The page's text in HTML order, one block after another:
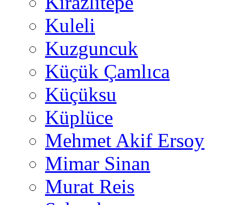
Kuleli
Kuzguncuk
Küçük Çamlıca
Küçüksu
Küplüce
Mehmet Akif Ersoy
Mimar Sinan
Murat Reis